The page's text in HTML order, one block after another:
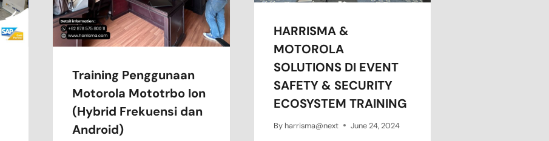
Training Penggunaan
Motorola Mototrbo Ion
(Hybrid Frekuensi dan
Android)
HARRISMA &
MOTOROLA
SOLUTIONS DI EVENT
SAFETY & SECURITY
ECOSYSTEM TRAINING
By harrisma@next June 24, 2024